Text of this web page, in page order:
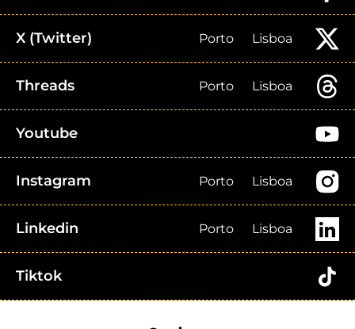
X (Twitter) Porto Lisboa
Threads Porto Lisboa
Youtube
Instagram Porto Lisboa
Linkedin Porto Lisboa
Tiktok